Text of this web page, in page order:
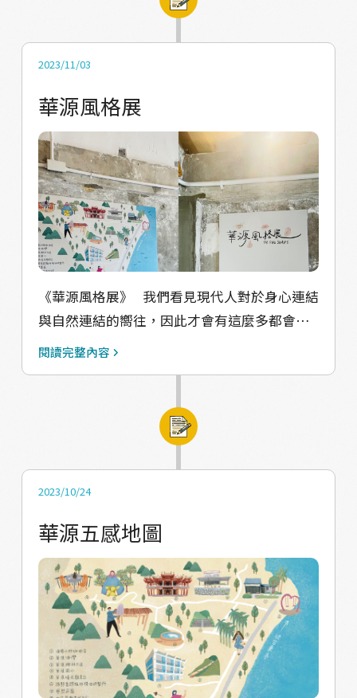
繁華起來，無論是海癒辦的餐桌或是咖啡市集
大家在華源有活動可以參加、有事情可以做。
https://hellohiyucafe.wixsite.com/haiwan-
yuebao 村落線上導覽準備開跑！歡迎大家來
華源村走走，慢下來用五感體驗、感受這裡的
感性✨ 【華源村快訊/校友導覽專案/華源老照
片/華源國小/居民口述歷史/老童玩專欄/趣味小
遊戲】
進社區內的互動和交流 加強社區凝聚力的同時
年為第一步的【Re:mind :探索華源感性 DNA
行動】，找到屬於華源的人文DNA及海灣感性
今年我們將華源村的美好，無論是山海還是人
情味和社區一起展現給社區外的大家 讓它不僅
僅是一份擁有村內資訊量的報紙，同時也是一
個展示村莊風貌和特色的月報。 面對著華源的
關係人口們，它擔當起向外傳遞的角色，也讓
在外地的遊子能收到一份屬於家鄉的溫暖。 並
以完整的內容總集迎接每一位到訪者， 展示出
我們華源的獨特魅力。 ｜趣味小遊戲｜ 一想
到華源，我會想到⋯⋯華源海灣、天空之鏡、
椰林大道⋯⋯遊戲結束。 但你知道嗎？天空之
物。山上有一個免低消就能一覽山海享受咖啡
的莊園 有一整座充滿香甜Q嫩黃金果的果
園⋯⋯。這是一個在山海間的小村子 我們有日
道。 來體驗和網路上打卡景點不一樣的華源，
更美麗、更有人情味一點。 用五感串連的華源
DNA地圖，每個點都有對應到的感官體驗 掃報
紙上的 QR CODE有更多的介紹，來走走吧！親
自帶著這張地圖來村子內散步晃晃 慢下來用感
官記憶記得這裡，看看自己的感官是不是有慢
慢地感受到上面所寫的五感 聞到海浪的味道、
2023/11/03
華源風格展
《華源風格展》 我們看見現代人對於身心連結
與自然連結的嚮往，因此才會有這麼多都會區
的訪客來到南迴地區， 來到華源社區的天空之
這是現階段嘗試聚集有回返感知、與環境連結
村落與社區自身，必須先定位出屬於自己的
呈現華源獨有的人文風格之前，團隊也意識到
地方文化脈絡對於社區發展的重要性 我們必須
認識自己身處的這片土地，了解自己的歸屬地
之前有過什麼樣的歷史、 擁有著什麼樣的文化
特色，要知道自己是誰，才能把專屬於這個地
方的樣貌呈現並不斷裂地保存下來。 無論是立
基於這片土地上的文化、語言、傳統產業以及
閱讀完整內容
2023/10/24
華源五感地圖